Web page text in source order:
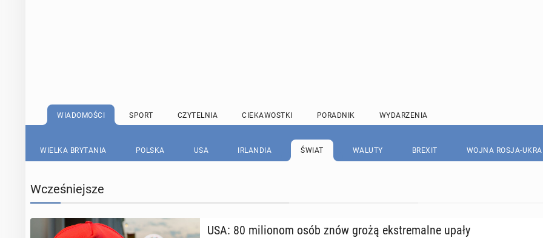
WIADOMOŚCI SPORT CZYTELNIA CIEKAWOSTKI PORADNIK WYDARZENIA
WIELKA BRYTANIA POLSKA USA IRLANDIA ŚWIAT WALUTY BREXIT WOJNA ROSJA-
Wcześniejsze
USA: 80 mi­lio­nom osób znów grożą eks­tre­mal­ne upały